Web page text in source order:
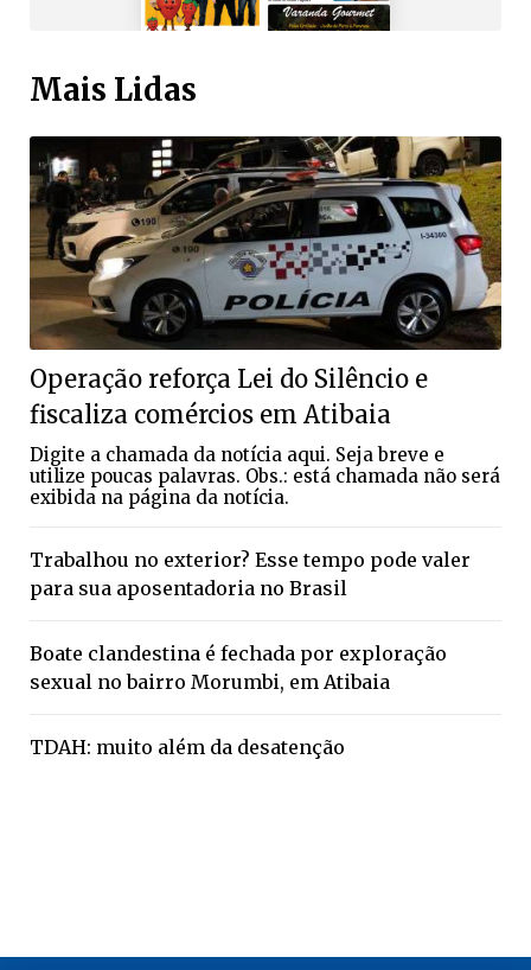
Mais Lidas
Operação reforça Lei do Silêncio e
fiscaliza comércios em Atibaia
Digite a chamada da notícia aqui. Seja breve e
utilize poucas palavras. Obs.: está chamada não será
exibida na página da notícia.
Trabalhou no exterior? Esse tempo pode valer
para sua aposentadoria no Brasil
Boate clandestina é fechada por exploração
sexual no bairro Morumbi, em Atibaia
TDAH: muito além da desatenção